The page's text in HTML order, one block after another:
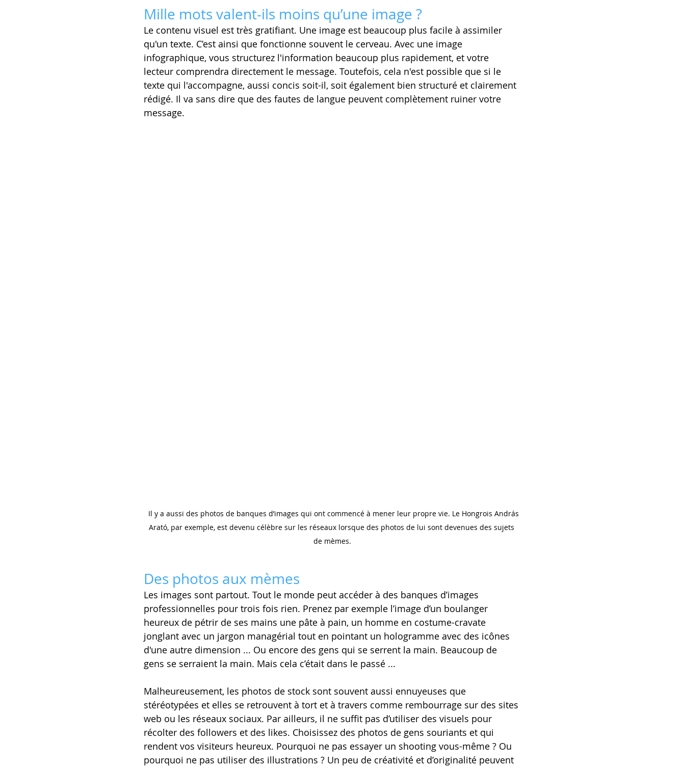
Mille mots valent-ils moins qu’une image ?
Le contenu visuel est très gratifiant. Une image est beaucoup plus facile à assimiler
qu'un texte. C’est ainsi que fonctionne souvent le cerveau. Avec une image
infographique, vous structurez l'information beaucoup plus rapidement, et votre
lecteur comprendra directement le message. Toutefois, cela n'est possible que si le
texte qui l'accompagne, aussi concis soit-il, soit également bien structuré et clairement
rédigé. Il va sans dire que des fautes de langue peuvent complètement ruiner votre
message.
Arató, par exemple, est devenu célèbre sur les réseaux lorsque des photos de lui sont devenues des sujets
de mèmes.
Des photos aux mèmes
Les images sont partout. Tout le monde peut accéder à des banques d’images
professionnelles pour trois fois rien. Prenez par exemple l’image d’un boulanger
heureux de pétrir de ses mains une pâte à pain, un homme en costume-cravate
jonglant avec un jargon managérial tout en pointant un hologramme avec des icônes
d'une autre dimension ... Ou encore des gens qui se serrent la main. Beaucoup de
gens se serraient la main. Mais cela c’était dans le passé ...
Malheureusement, les photos de stock sont souvent aussi ennuyeuses que
stéréotypées et elles se retrouvent à tort et à travers comme rembourrage sur des sites
web ou les réseaux sociaux. Par ailleurs, il ne suffit pas d’utiliser des visuels pour
récolter des followers et des likes. Choisissez des photos de gens souriants et qui
rendent vos visiteurs heureux. Pourquoi ne pas essayer un shooting vous-même ? Ou
pourquoi ne pas utiliser des illustrations ? Un peu de créativité et d’originalité peuvent